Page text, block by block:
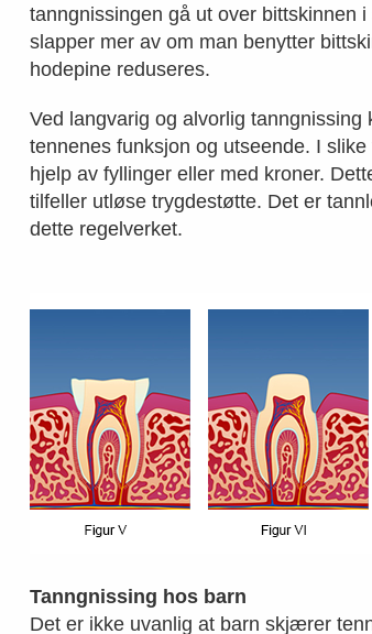
tanngnissingen gå ut over bittskinnen
slapper mer av om man benytter
hodepine reduseres.
Ved langvarig og alvorlig
tennenes funksjon og utseende. I
hjelp av fyllinger eller med kroner.
tilfeller utløse trygdestøtte. Det er
dette regelverket.
Tanngnissing hos barn
Det er ikke uvanlig at barn skjærer